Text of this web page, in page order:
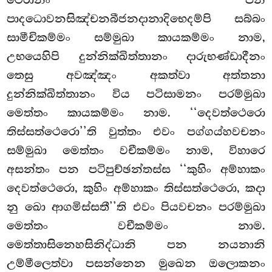
පාදධොවනසිඤ්චනබීජනදානාදිභෙදම්පි සබ්බං
සාමීචිකම්මං සම්මුඛා කායකම්මං නාම,
උභයෙහිපි දුන්නික්ඛිත්තානං දාරුභණ්ඩාදීනං
තෙසු අවඤ්ඤං අකත්වා අත්තනා
දුන්නික්ඛිත්තානං විය පටිසාමනං පරම්මුඛා
මෙත්තං කායකම්මං නාම. ‘‘දෙවත්ථෙරො
තිස්සත්ථෙරො’’ති වුත්තං එවං පග්ගය්හවචනං
සම්මුඛා මෙත්තං වචීකම්මං නාම, විහාරෙ
අසන්තං පන පටිපුච්ඡන්තස්ස ‘‘කුහිං අම්හාකං
දෙවත්ථෙරො, කුහිං අම්හාකං තිස්සත්ථෙරො, කදා
නු ඛො ආගමිස්සතී’’ති එවං පියවචනං පරම්මුඛා
මෙත්තං වචීකම්මං නාම.
මෙත්තාසිනෙහසිනිද්ධානි පන නයනානි
උම්මීලෙත්වා පසන්නෙන මුඛෙන ඔලොකනං